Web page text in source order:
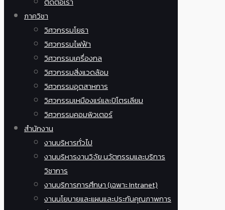
ภาควิชา
วิศวกรรมโยธา
วิศวกรรมไฟฟ้า
วิศวกรรมเครื่องกล
วิศวกรรมสิ่งแวดล้อม
วิศวกรรมอุตสาหการ
วิศวกรรมเหมืองแร่และปิโตรเลียม
วิศวกรรมคอมพิวเตอร์
สำนักงาน
งานบริหารทั่วไป
งานบริหารงานวิจัย นวัตกรรมและบริการ
วิชาการ
งานบริการการศึกษา (เฉพาะ Intranet)
งานนโยบายและแผนและประกันคุณภาพการ